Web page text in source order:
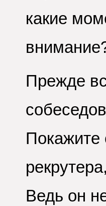
какие
Прежде
Покажите
Ведь он